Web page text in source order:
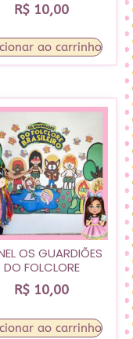
R$ 10,00
ao carrinho
OS GUARDIÕES
DO FOLCLORE
R$ 10,00
ao carrinho